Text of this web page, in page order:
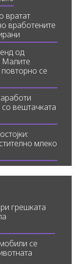
вратат
вработените
од
Малите
се
вештачката
млеко
грешката
се